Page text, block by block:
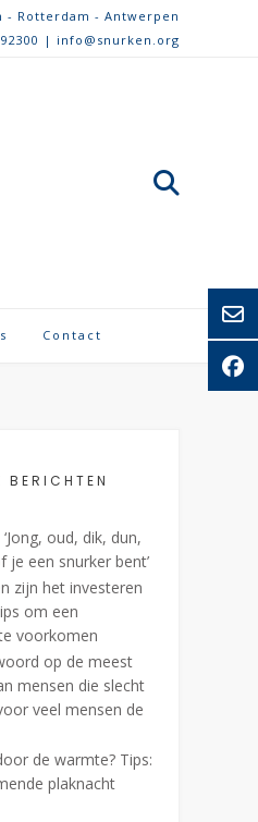
- Rotterdam - Antwerpen
| info@snurken.org
Contact
BERICHTEN
oud, dik, dun,
een snurker bent’
zijn het investeren
om een
voorkomen
op de meest
mensen die slecht
veel mensen de
de warmte? Tips:
plaknacht